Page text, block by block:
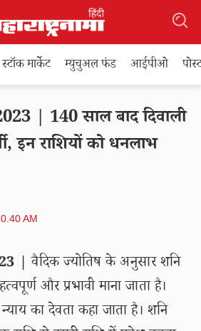
स्टॉक मार्केट म्युचुअल फंड आईपीओ
| 140 साल बाद दिवाली
इन राशियों को धनलाभ
AM
| वैदिक ज्योतिष के अनुसार शनि
और प्रभावी माना जाता है।
का देवता कहा जाता है। शनि